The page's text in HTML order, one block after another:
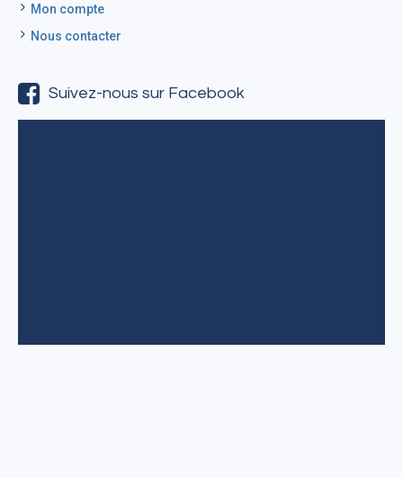
Mon compte
Nous contacter
Suivez-nous sur Facebook